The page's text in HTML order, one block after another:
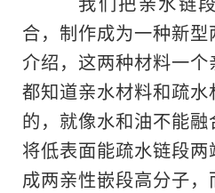
合，制作成为一种新
介绍，这两种材料一
都知道亲水材料和疏
的，就像水和油不能
将低表面能疏水链段
成两亲性嵌段高分子